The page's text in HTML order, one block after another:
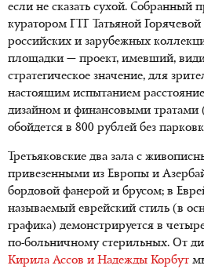
если не сказать сухой. Собранный
куратором ГТГ Татьяной
российских и зарубежных
площадки — проект, имевший,
стратегическое значение, для
настоящим испытанием
дизайном и финансовыми тратами
обойдется в 800 рублей без
Третьяковские два зала с
привезенными из Европы и
бордовой фанерой и брусом; в
называемый еврейский стиль (в
графика) демонстрируется в
по-больничному стерильных. От
Кирила Ассов и Надежды Корбут